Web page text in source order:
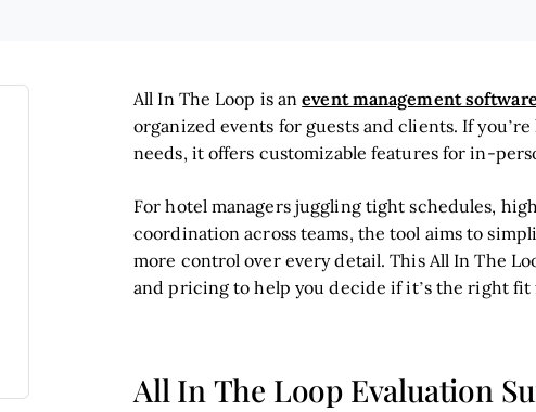
All In The Loop is anevent management software
organized events for guests and clients. If
needs, it offers customizable features for in-
For hotel managers juggling tight schedules,
coordination across teams, the tool aims to
more control over every detail. This All In The
and pricing to help you decide if it’s the right
All In The Loop Evaluation